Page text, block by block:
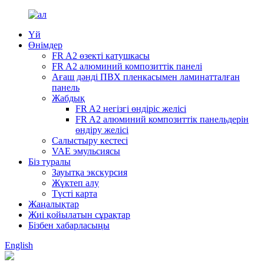
Үй
Өнімдер
FR A2 өзекті катушкасы
FR A2 алюминий композиттік панелі
Ағаш дәнді ПВХ пленкасымен ламинатталған
панель
Жабдық
FR A2 негізгі өндіріс желісі
FR A2 алюминий композиттік панельдерін
өндіру желісі
Салыстыру кестесі
VAE эмульсиясы
Біз туралы
Зауытқа экскурсия
Жүктеп алу
Түсті карта
Жаңалықтар
Жиі қойылатын сұрақтар
Бізбен хабарласыңы
English